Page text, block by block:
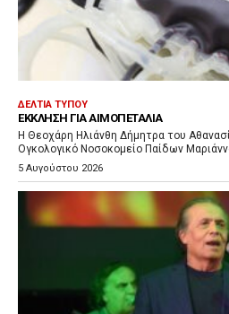
ΔΕΛΤΊΑ ΤΎΠΟΥ
ΈΚΚΛΗΣΗ ΓΙΑ ΑΙΜΟΠΕΤΆΛΙΑ
Η Θεοχάρη Ηλιάνθη Δήμητρα του
Ογκολογικό Νοσοκομείο Παίδων
5 Αυγούστου 2026